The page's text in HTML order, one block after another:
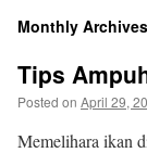
Monthly
Tips
Posted on April 29,
Memelihara ikan